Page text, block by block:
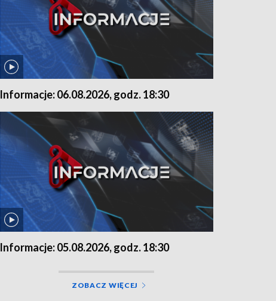
Informacje: 06.08.2026, godz. 18:30
Informacje: 05.08.2026, godz. 18:30
ZOBACZ WIĘCEJ